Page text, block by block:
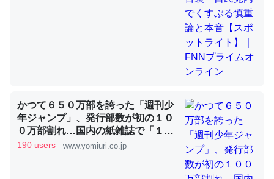
利だから両方が拮抗してるのでは」とあって面白い。海に
いる鋏角類（カブトガニ・ウミグモ）はカルシウムを使わ
ずキチンを強化してる筈だが、酵素が違うのか？
─ニュース :: 【研究発表】昆虫学の大問題＝「昆虫はなぜ海にいな
これを元に考えるとカルシウムを大量に使う脊椎動物と貝
類は苦労してるんだな…。腹足類だと殻を無くしてナメク
かつて６５０万部を誇った「週刊少
年ジャンプ」、発行部数が初の１０
０万部割れ…国内の紙雑誌で「１０
０万部超」ゼロに
190 users www.yomiuri.co.jp